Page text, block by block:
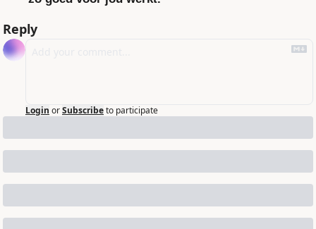
Reply
Login orSubscribeto participate